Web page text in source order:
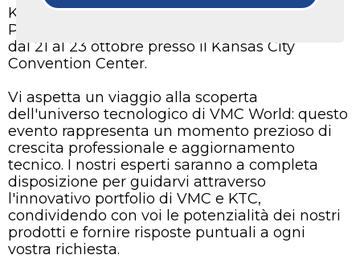
KTC e VMC USA parteciperanno al Best
Practices 2025 Expo & Conference che si terrà
dal 21 al 23 ottobre presso il Kansas City
Convention Center.
Vi aspetta un viaggio alla scoperta
dell'universo tecnologico di VMC World: questo
evento rappresenta un momento prezioso di
crescita professionale e aggiornamento
tecnico. I nostri esperti saranno a completa
disposizione per guidarvi attraverso
l'innovativo portfolio di VMC e KTC,
condividendo con voi le potenzialità dei nostri
prodotti e fornire risposte puntuali a ogni
vostra richiesta.